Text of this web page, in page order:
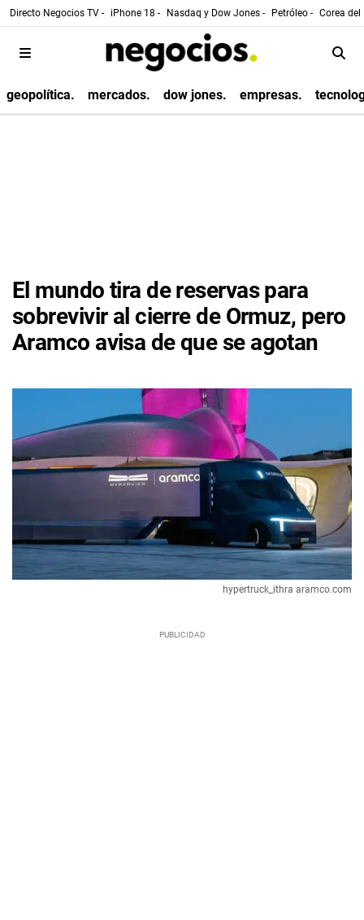
Directo Negocios TV - iPhone 18 - Nasdaq y Dow Jones - Petróleo - Corea
geopolítica. mercados. dow jones. empresas.
El mundo tira de reservas para
sobrevivir al cierre de Ormuz, pero
Aramco avisa de que se agotan
hypertruck_ithra aramco.com